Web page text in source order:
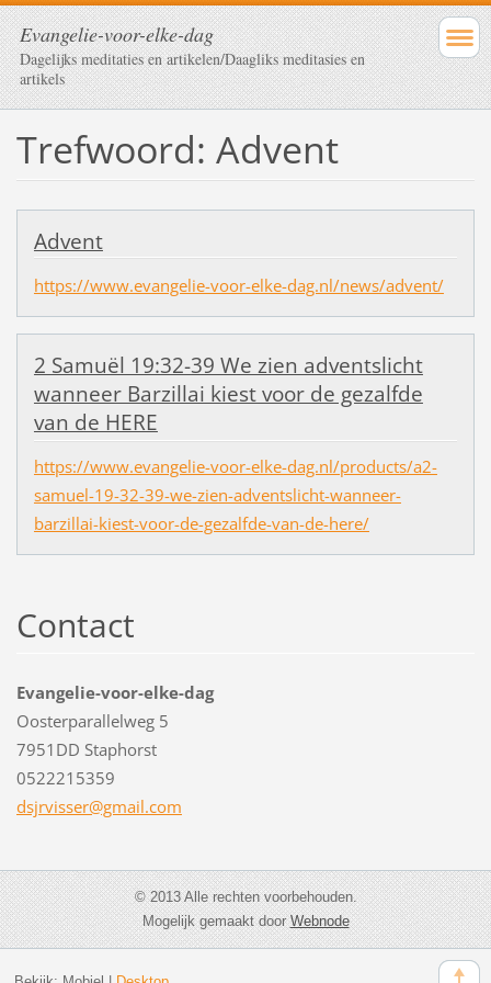
Evangelie-voor-elke-dag
Dagelijks meditaties en artikelen/Daagliks meditasies en
artikels
Trefwoord: Advent
Advent
https://www.evangelie-voor-elke-dag.nl/news/advent/
2 Samuël 19:32-39 We zien adventslicht
wanneer Barzillai kiest voor de gezalfde
van de HERE
https://www.evangelie-voor-elke-dag.nl/products/a2-
samuel-19-32-39-we-zien-adventslicht-wanneer-
barzillai-kiest-voor-de-gezalfde-van-de-here/
Contact
Evangelie-voor-elke-dag
Oosterparallelweg 5
7951DD Staphorst
0522215359
dsjrvisser@gmail.com
© 2013 Alle rechten voorbehouden.
Mogelijk gemaakt doorWebnode